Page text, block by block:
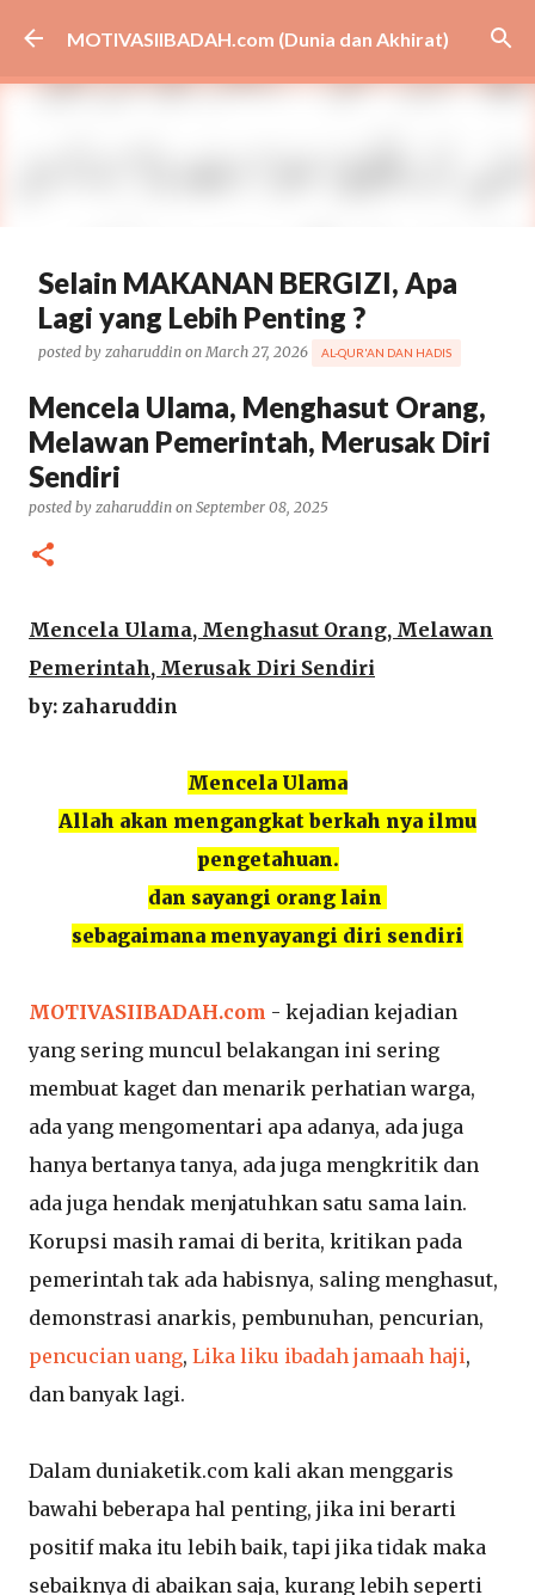
Skip to main content
MOTIVASIIBADAH.com (Dunia dan Akhirat)
ARTIKEL UNGGULAN
Selain MAKANAN BERGIZI, Apa
Lagi yang Lebih Penting ?
posted by zaharuddin on March 27, 2026 AL-QUR'AN DAN HADIS
MBG MEDSOS
PEMERINTAH
0
Mencela Ulama, Menghasut Orang,
Melawan Pemerintah, Merusak Diri
Sendiri
posted by zaharuddin on September 08, 2025
Mencela Ulama, Menghasut Orang, Melawan
Pemerintah, Merusak Diri Sendiri
by: zaharuddin
Mencela Ulama
Allah akan mengangkat berkah nya ilmu
pengetahuan.
dan sayangi orang lain
sebagaimana menyayangi diri sendiri
MOTIVASIIBADAH.com - kejadian kejadian
yang sering muncul belakangan ini sering
membuat kaget dan menarik perhatian warga,
ada yang mengomentari apa adanya, ada juga
hanya bertanya tanya, ada juga mengkritik dan
ada juga hendak menjatuhkan satu sama lain.
Korupsi masih ramai di berita, kritikan pada
pemerintah tak ada habisnya, saling menghasut,
demonstrasi anarkis, pembunuhan, pencurian,
pencucian uang, Lika liku ibadah jamaah haji,
dan banyak lagi.
Dalam duniaketik.com kali akan menggaris
bawahi beberapa hal penting, jika ini berarti
positif maka itu lebih baik, tapi jika tidak maka
sebaiknya di abaikan saja, kurang lebih seperti